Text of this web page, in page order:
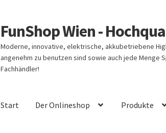
Zur
Navigation
springen
Zum
Inhalt
springen
FunShop Wien -
Moderne, innovative, elektrische, akkubetriebene
angenehm zu benutzen sind sowie auch jede Menge
Fachhändler!
Start Der Onlineshop Produkte